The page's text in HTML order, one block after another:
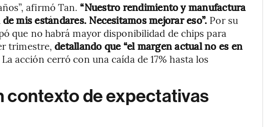
afirmó Tan.“Nuestro rendimiento y manufactura
mis estándares. Necesitamos mejorar eso”. Por su
que no habrá mayor disponibilidad de chips para
trimestre,detallando que “el margen actual no es en
La acción cerró con una caída de 17% hasta los
contexto de expectativas